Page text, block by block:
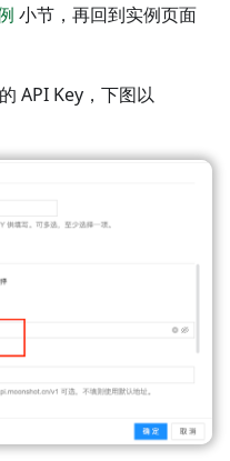
小节，再回到实例页面
API Key，下图以